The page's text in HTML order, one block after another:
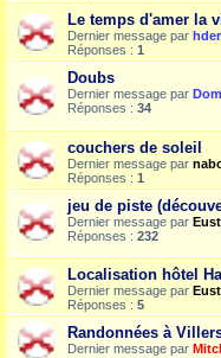
Le temps d'amer la
Dernier message par
Réponses : 1
Doubs
Dernier message par
Réponses : 34
couchers de soleil
Dernier message par
Réponses : 1
jeu de piste
Dernier message par
Réponses : 232
Localisation hôtel
Dernier message par
Réponses : 5
Randonnées à
Dernier message par